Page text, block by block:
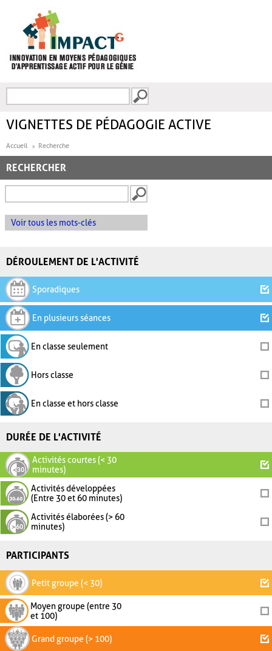
FORMULAIRE DE
VIGNETTES DE PÉDAGOGIE ACTIVE
Accueil Recherche
RECHERCHER
Voir tous les mots-clés
DÉROULEMENT DE L'ACTIVITÉ
Sporadiques
En plusieurs séances
En classe seulement
Hors classe
En classe et hors classe
DURÉE DE L'ACTIVITÉ
Activités courtes (< 30
minutes)
Activités développées
(Entre 30 et 60 minutes)
Activités élaborées (> 60
minutes)
PARTICIPANTS
Petit groupe (< 30)
Moyen groupe (entre 30
et 100)
Grand groupe (> 100)